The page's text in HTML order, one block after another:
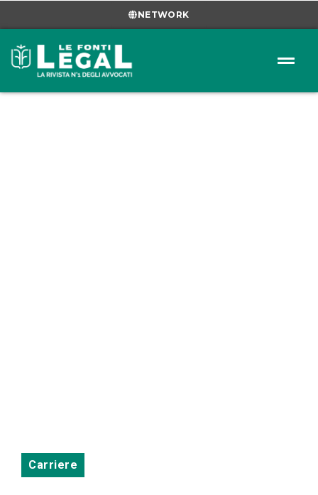
NETWORK
Carriere